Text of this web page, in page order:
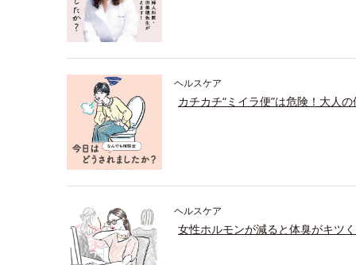
ヘルスケア
カチカチ“ミイラ便”は危険！大人
ヘルスケア
女性ホルモンが減ると体臭がキツ